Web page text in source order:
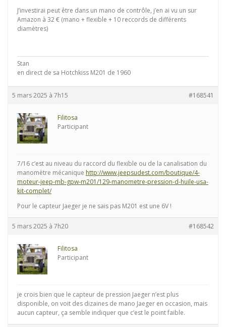
J’investirai peut être dans un mano de contrôle, j’en ai vu un sur
Amazon à 32 € (mano + flexible + 10 reccords de différents
diamètres)
Stan
en direct de sa Hotchkiss M201 de 1960
5 mars 2025 à 7h15 #168541
Filitosa
Participant
7/16 c’est au niveau du raccord du flexible ou de la canalisation du
manomètre mécanique http://www.jeepsudest.com/boutique/4-
moteur-jeep-mb-gpw-m201/129-manometre-pression-d-huile-usa-
kit-complet/
Pour le capteur Jaeger je ne sais pas M201 est une 6V !
5 mars 2025 à 7h20 #168542
Filitosa
Participant
je crois bien que le capteur de pression Jaeger n’est plus
disponible, on voit des dizaines de mano Jaeger en occasion, mais
aucun capteur, ça semble indiquer que c’est le point faible.